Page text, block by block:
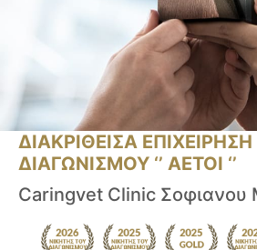
ΔΙΑΚΡΙΘΕΙΣΑ
ΔΙΑΓΩΝΙΣΜΟΥ ‘’ ΑΕΤΟΙ ‘’
Caringvet Clinic Σοφιανου